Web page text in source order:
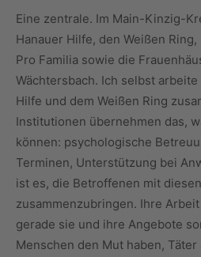
Eine zentrale. Im Main-Kinzig-
Hanauer Hilfe, den Weißen
Pro Familia sowie die
Wächtersbach. Ich selbst
Hilfe und dem Weißen Ring
Institutionen übernehmen das,
können: psychologische
Terminen, Unterstützung bei
ist es, die Betroffenen mit
zusammenzubringen. Ihre
gerade sie und ihre Angebote
Menschen den Mut haben,